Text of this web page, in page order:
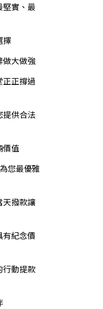
堅實、最
擇
做大做強
正撐過
提供合法
價值
您最優雅
天撥款讓
紀念價
行動提款